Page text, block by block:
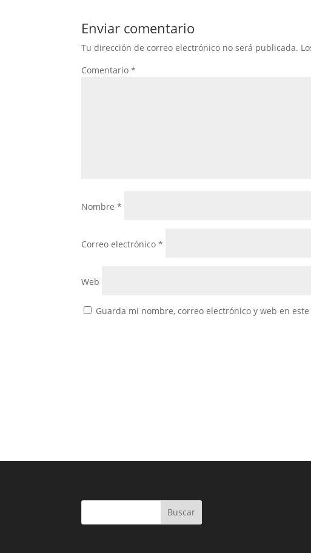
Enviar comentario
Tu dirección de correo electrónico no será publicada.
Comentario*
Nombre*
Correo electrónico*
Web
Guarda mi nombre, correo electrónico y web en
Buscar